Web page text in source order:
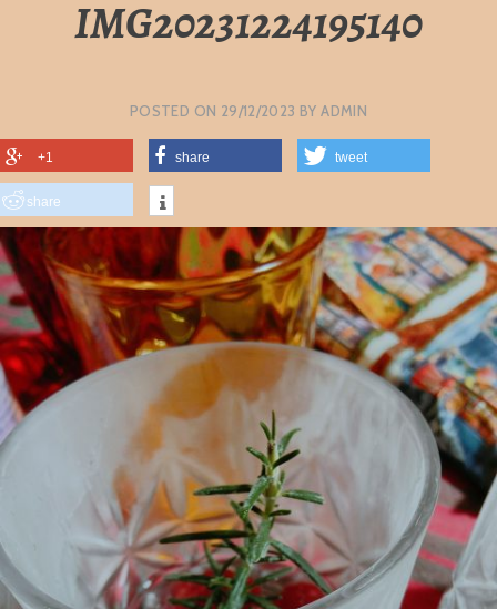
IMG20231224195140
POSTED ON 29/12/2023 BYADMIN
+1 share tweet
share